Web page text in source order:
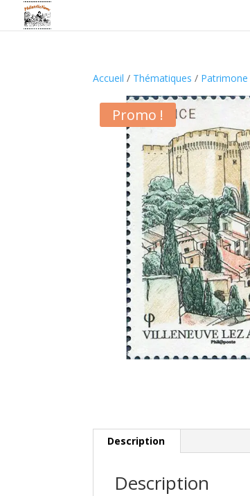
Accueil / Thématiques / Patrimone
Promo !
Description
Description